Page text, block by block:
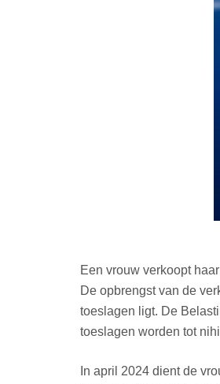
Een vrouw verkoopt
De opbrengst van de
toeslagen ligt. De
toeslagen worden tot
In april 2024 dient de